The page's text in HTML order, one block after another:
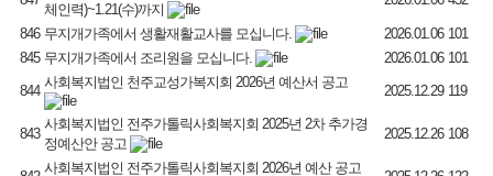
체인력)~1.21(수)까지
846 무지개가족에서 생활재활교사를 모십니다. 2026.01.06 101
845 무지개가족에서 조리원을 모십니다. 2026.01.06 101
844
사회복지법인 천주교성가복지회 2026년 예산서 공고
2025.12.29 119
843
사회복지법인 전주가톨릭사회복지회 2025년 2차 추가경
정예산안 공고
2025.12.26 108
사회복지법인 전주가톨릭사회복지회 2026년 예산 공고